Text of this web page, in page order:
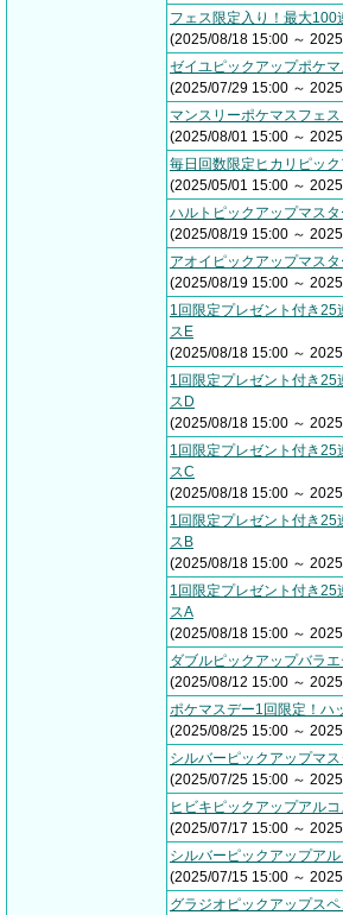
フェス限定入り！最大100
(2025/08/18 15:00 ～
ゼイユピックアップポケ
(2025/07/29 15:00 ～
マンスリーポケマスフェ
(2025/08/01 15:00 ～
毎日回数限定ヒカリピッ
(2025/05/01 15:00 ～
ハルトピックアップマス
(2025/08/19 15:00 ～
アオイピックアップマス
(2025/08/19 15:00 ～
1回限定プレゼント付き
スE
(2025/08/18 15:00 ～
1回限定プレゼント付き
スD
(2025/08/18 15:00 ～
1回限定プレゼント付き
スC
(2025/08/18 15:00 ～
1回限定プレゼント付き
スB
(2025/08/18 15:00 ～
1回限定プレゼント付き
スA
(2025/08/18 15:00 ～
ダブルピックアップバラ
(2025/08/12 15:00 ～
ポケマスデー1回限定！ハ
(2025/08/25 15:00 ～
シルバーピックアップマ
(2025/07/25 15:00 ～
ヒビキピックアップアル
(2025/07/17 15:00 ～
シルバーピックアップア
(2025/07/15 15:00 ～
グラジオピックアップス